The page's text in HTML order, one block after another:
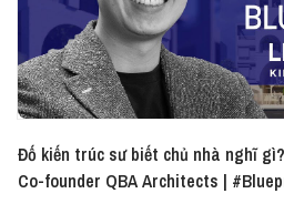
Đố kiến trúc sư biết chủ nhà nghĩ
Co-founder QBA Architects |